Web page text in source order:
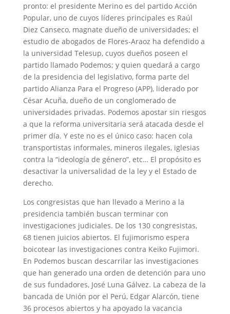
pronto: el presidente Merino es del partido Acción
Popular, uno de cuyos líderes principales es Raúl
Diez Canseco, magnate dueño de universidades; el
estudio de abogados de Flores-Araoz ha defendido a
la universidad Telesup, cuyos dueños poseen el
partido llamado Podemos; y quien quedará a cargo
de la presidencia del legislativo, forma parte del
partido Alianza Para el Progreso (APP), liderado por
César Acuña, dueño de un conglomerado de
universidades privadas. Podemos apostar sin riesgos
a que la reforma universitaria será atacada desde el
primer día. Y este no es el único caso: hacen cola
transportistas informales, mineros ilegales, iglesias
contra la “ideología de género”, etc… El propósito es
desactivar la universalidad de la ley y el Estado de
derecho.
Los congresistas que han llevado a Merino a la
presidencia también buscan terminar con
investigaciones judiciales. De los 130 congresistas,
68 tienen juicios abiertos. El fujimorismo espera
boicotear las investigaciones contra Keiko Fujimori.
En Podemos buscan descarrilar las investigaciones
que han generado una orden de detención para uno
de sus fundadores, José Luna Gálvez. La cabeza de la
bancada de Unión por el Perú, Edgar Alarcón, tiene
36 procesos abiertos y ha apoyado la vacancia